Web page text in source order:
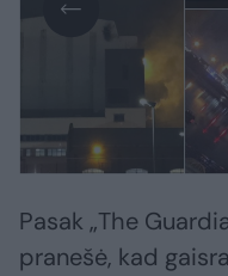
Pasak „The
pranešė, kad